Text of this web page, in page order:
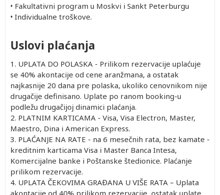
• Fakultativni program u Moskvi i Sankt Peterburgu
• Individualne troškove.
Uslovi plaćanja
1. UPLATA DO POLASKA - Prilikom rezervacije uplaćuje
se 40% akontacije od cene aranžmana, a ostatak
najkasnije 20 dana pre polaska, ukoliko cenovnikom nije
drugačije definisano. Uplate po ranom booking-u
podležu drugačijoj dinamici plaćanja.
2. PLATNIM KARTICAMA - Visa, Visa Electron, Master,
Maestro, Dina i American Express.
3. PLAĆANJE NA RATE - na 6 mesečnih rata, bez kamate -
kreditnim karticama Visa i Master Banca Intesa,
Komercijalne banke i Poštanske štedionice. Plaćanje
prilikom rezervacije.
4. UPLATA ČEKOVIMA GRAĐANA U VIŠE RATA – Uplata
akontacije od 40% prilikom rezervacije, ostatak uplate